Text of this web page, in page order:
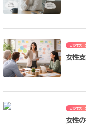
ビジネス・
女性
ビジネス・
女性